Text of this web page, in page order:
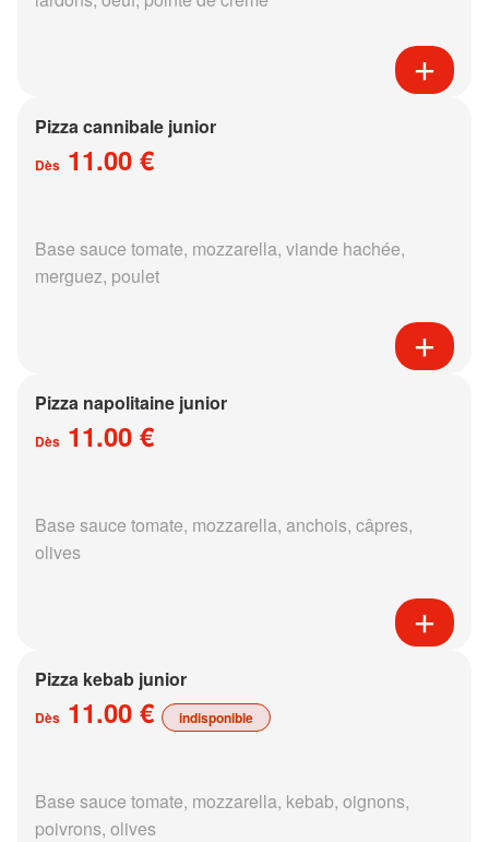
Pizza cannibale junior
Dès 11.00 €
Base sauce tomate, mozzarella, viande hachée,
merguez, poulet
Pizza napolitaine junior
Dès 11.00 €
Base sauce tomate, mozzarella, anchois, câpres,
olives
Pizza kebab junior
Dès 11.00 € indisponible
Base sauce tomate, mozzarella, kebab, oignons,
poivrons, olives